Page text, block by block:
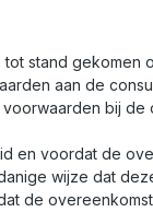
stand gekomen
aan de
bij
en voordat de
wijze dat
de